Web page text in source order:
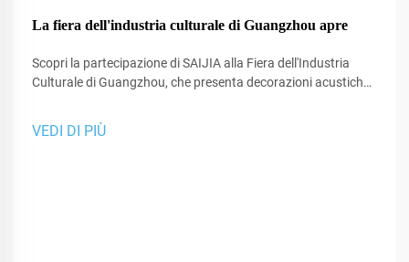
La fiera dell'industria culturale di Guangzhou apre
Scopri la partecipazione di SAIJIA alla Fiera dell'Industria
Culturale di Guangzhou, che presenta decorazioni acustiche
performance.
VEDI DI PIÙ